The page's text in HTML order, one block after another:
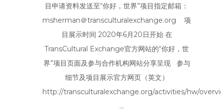
目申请资料发送至“你好，世界”项目指定邮箱：
msherman＠transculturalexchange.org 项
目展示时间 2020年6月20日开始 在
TransCultural Exchange官方网站的“你好，世
界”项目页面及参与合作机构网站分享呈现 参与
细节及项目展示官方网页（英文）
http://transculturalexchange.org/activities/hw/
...